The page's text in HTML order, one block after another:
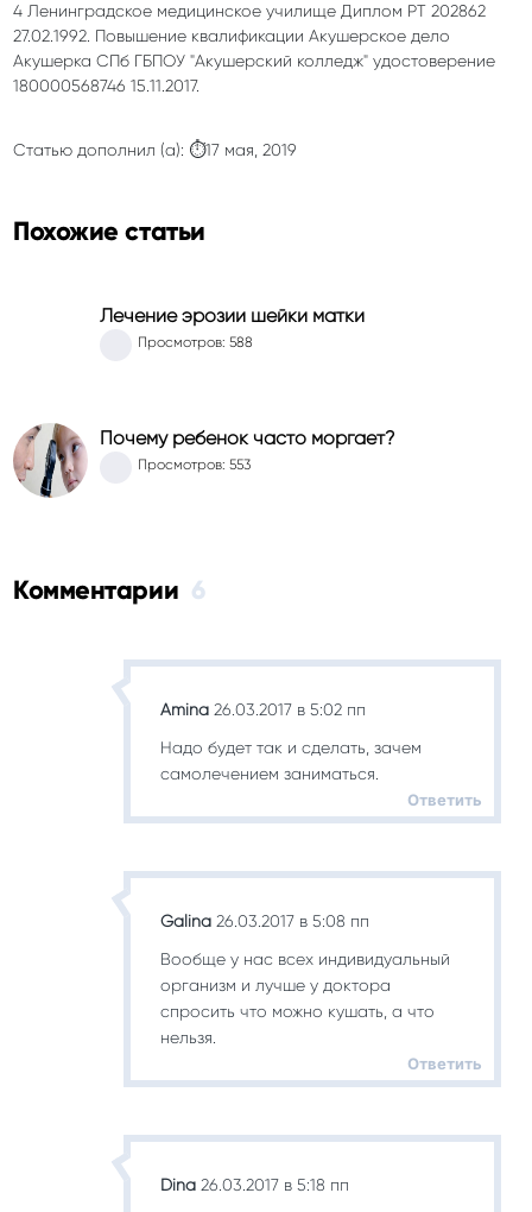
4 Ленинградское медицинское училище Диплом РТ 202862
27.02.1992. Повышение квалификации Акушерское дело
Акушерка СПб ГБПОУ "Акушерский колледж" удостоверение
180000568746 15.11.2017.
Статью дополнил (а): ⏱17 мая, 2019
Похожие статьи
Лечение эрозии шейки матки
Просмотров: 588
Почему ребенок часто моргает?
Просмотров: 553
Комментарии 6
Amina 26.03.2017 в 5:02 пп
Надо будет так и сделать, зачем
самолечением заниматься.
Ответить
Galina 26.03.2017 в 5:08 пп
Вообще у нас всех индивидуальный
организм и лучше у доктора
спросить что можно кушать, а что
нельзя.
Ответить
Dina 26.03.2017 в 5:18 пп